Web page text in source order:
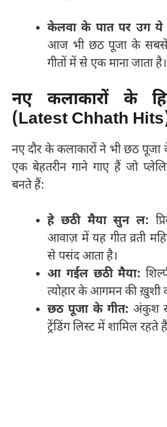
केलवा के पात पर उग
आज भी छठ पूजा के सबसे
गीतों में से एक माना जाता है।
नए कलाकारों के
(Latest Chhath
नए दौर के कलाकारों ने भी छठ
एक बेहतरीन गाने गाए हैं जो
बनते हैं:
हे छठी मैया सुन ल:
आवाज़ में यह गीत व्रती
से पसंद आता है।
आ गईल छठी मैया:
त्योहार के आगमन की ख़ुशी
छठ पूजा के गीत: अंकुश
ट्रेंडिंग लिस्ट में शामिल रहते